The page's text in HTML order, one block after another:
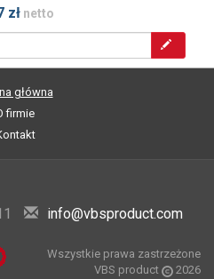
złnetto
główna
firmie
info@vbsproduct.com
Wszystkie prawa zastrzeżone
VBS product
2026